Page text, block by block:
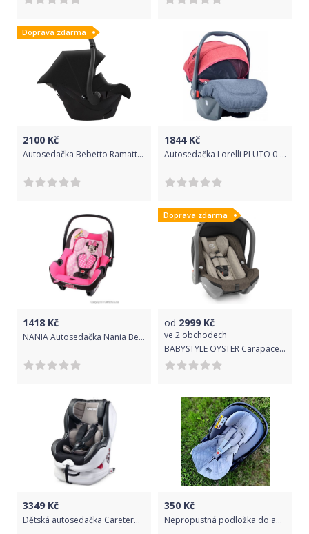
Doprava zdarma
2100 Kč
Autosedačka Bebetto Ramatti Black 2019
1844Kč
Autosedačka Lorelli PLUTO 0-13 KG BLACK&,RED
1418 Kč
NANIA Autosedačka Nania Beone Lx Minnie 2016
Doprava zdarma
od 2999 Kč
ve 2 obchodech
BABYSTYLE OYSTER Carapace autosedačka Infant i-Size (0-13kg) – Truffle
3349 Kč
Dětská autosedačka Caretero Defender Plus Isofix 2016 Graphite 0-18kg
350 Kč
Nepropustná podložka do autosedačky Rollersy Grey